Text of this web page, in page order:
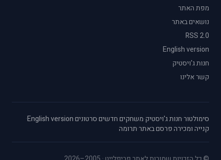
מפת האתר
נושאים באתר
RSS 2.0
English version
חנות ג'ויסטיק
קשר אלינו
סימולטור·חנות ג'ויסטיק·משחקים חדשים·סרטונים·
English version
·
קנייה ומכירה·פרסם באתר·תרומה